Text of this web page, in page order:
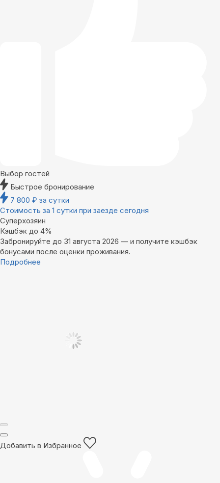
Выбор гостей
Быстрое бронирование
7 800 ₽ за сутки
Стоимость за 1 сутки при заезде сегодня
Суперхозяин
Кэшбэк до 4%
Забронируйте до 31 августа 2026 — и получите кэшбэк
бонусами после оценки проживания.
Подробнее
Добавить в Избранное